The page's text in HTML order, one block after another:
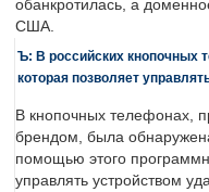
обанкротилась, а
США.
Ъ: В российских кнопочных
которая позволяет
В кнопочных телефонах,
брендом, была
помощью этого
управлять устройством